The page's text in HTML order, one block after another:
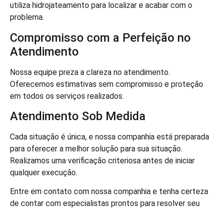
utiliza hidrojateamento para localizar e acabar com o
problema.
Compromisso com a Perfeição no
Atendimento
Nossa equipe preza a clareza no atendimento.
Oferecemos estimativas sem compromisso e proteção
em todos os serviços realizados.
Atendimento Sob Medida
Cada situação é única, e nossa companhia está preparada
para oferecer a melhor solução para sua situação.
Realizamos uma verificação criteriosa antes de iniciar
qualquer execução.
Entre em contato com nossa companhia e tenha certeza
de contar com especialistas prontos para resolver seu